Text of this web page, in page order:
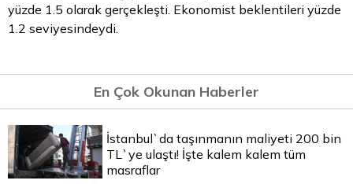
yüzde 1.5 olarak gerçekleşti. Ekonomist beklentileri yüzde
1.2 seviyesindeydi.
En Çok Okunan Haberler
İstanbul`da taşınmanın maliyeti 200 bin
TL`ye ulaştı! İşte kalem kalem tüm
masraflar